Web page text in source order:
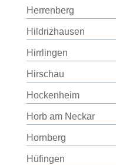
Herrenberg
Hildrizhausen
Hirrlingen
Hirschau
Hockenheim
Horb am Neckar
Hornberg
Hüfingen